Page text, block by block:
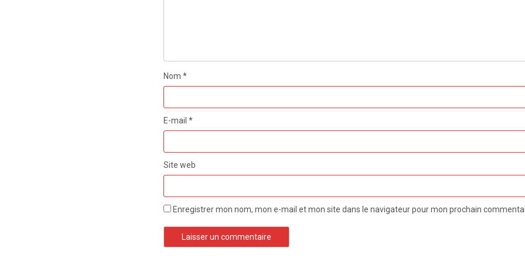
Nom *
E-mail *
Site web
Enregistrer mon nom, mon e-mail et mon site dans le navigateur pour mon prochain